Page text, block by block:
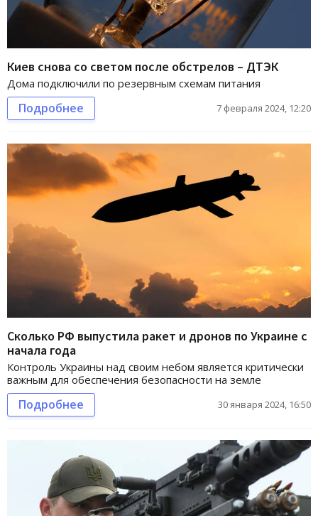
Киев снова со светом после обстрелов – ДТЭК
Дома подключили по резервным схемам питания
Подробнее 7 февраля 2024, 12:20
Сколько РФ выпустила ракет и дронов по Украине с
начала года
Контроль Украины над своим небом является критически
важным для обеспечения безопасности на земле
Подробнее 30 января 2024, 16:50